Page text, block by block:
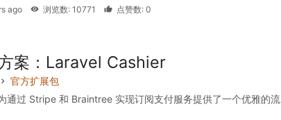
ago 浏览数: 10771 点赞数: 0
案：Laravel Cashier
官方扩展包
通过 Stripe 和 Braintree 实现订阅支付服务提供了一个优雅的流